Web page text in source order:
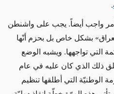
.
واجب أيضاً. يجب على واشنطن
بشكل خاص بل بحزم أنّها
التي تواجهها. ويشبه الوضع
ذلك الذي كان عليه في عام
الوطنيّة التي أطلقها تنظيم